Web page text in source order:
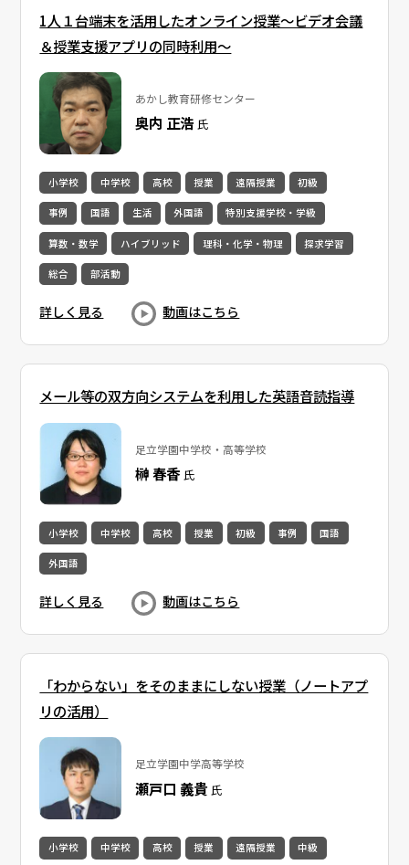
1人１台端末を活用したオンライン授業～ビデオ会議
＆授業支援アプリの同時利用～
あかし教育研修センター
奥内 正浩氏
小学校 中学校 高校 授業 遠隔授業 初級
事例 国語 生活 外国語 特別支援学校・学級
算数・数学 ハイブリッド 理科・化学・物理 探求学習
総合 部活動
詳しく見る 動画はこちら
メール等の双方向システムを利用した英語音読指導
足立学園中学校・高等学校
榊 春香 氏
小学校 中学校 高校 授業 初級 事例 国語
外国語
詳しく見る 動画はこちら
「わからない」をそのままにしない授業（ノートアプ
リの活用）
足立学園中学高等学校
瀬戸口 義貴 氏
小学校 中学校 高校 授業 遠隔授業 中級